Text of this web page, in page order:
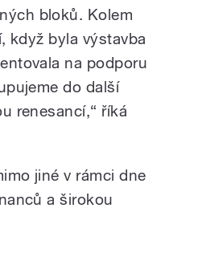
bloků. Kolem
když byla výstavba
na podporu
do další
renesancí,“ říká
jiné v rámci dne
a širokou